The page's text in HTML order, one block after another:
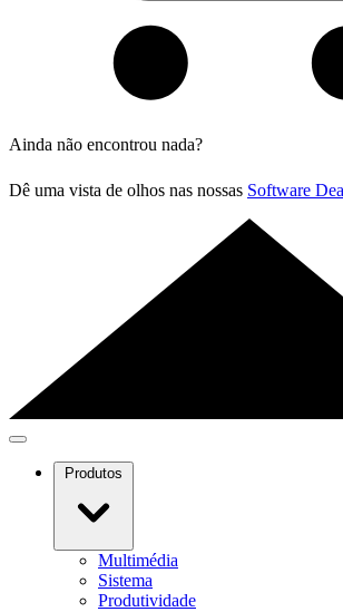
Ainda não encontrou nada?
Dê uma vista de olhos nas nossas Software
Produtos
Multimédia
Sistema
Produtividade